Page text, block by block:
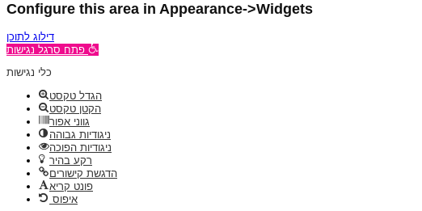
Configure this area in Appearance->Widgets
דילוג לתוכן
פתח סרגל נגישות
כלי נגישות
הגדל טקסט
הקטן טקסט
גווני אפור
ניגודיות גבוהה
ניגודיות הפוכה
רקע בהיר
הדגשת קישורים
פונט קריא
איפוס